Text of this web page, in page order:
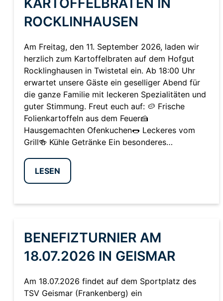
ROCKLINHAUSEN
Am Freitag, den 11. September 2026, laden wir
herzlich zum Kartoffelbraten auf dem Hofgut
Rocklinghausen in Twistetal ein. Ab 18:00 Uhr
erwartet unsere Gäste ein geselliger Abend für
die ganze Familie mit leckeren Spezialitäten und
guter Stimmung. Freut euch auf: 🥔 Frische
Folienkartoffeln aus dem Feuer🍰
Hausgemachten Ofenkuchen🌭 Leckeres vom
Grill🍻 Kühle Getränke Ein besonderes…
LESEN
BENEFIZTURNIER AM
18.07.2026 IN GEISMAR
Am 18.07.2026 findet auf dem Sportplatz des
TSV Geismar (Frankenberg) ein